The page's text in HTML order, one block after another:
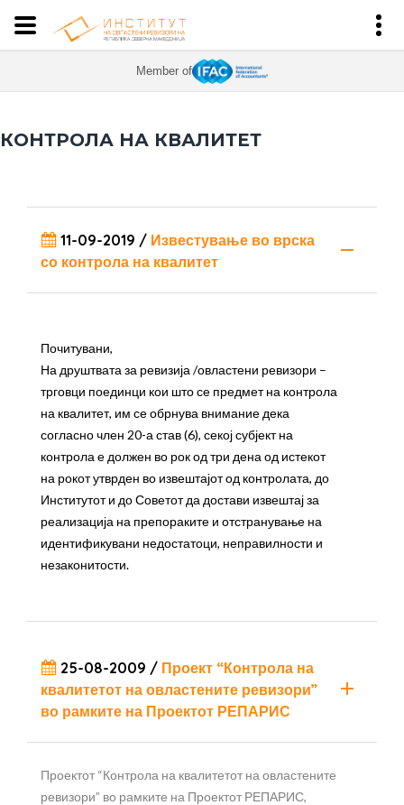
Member of
КОНТРОЛА НА КВАЛИТЕТ
11-09-2019 / Известување во врска
со контрола на квалитет
Почитувани,
На друштвата за ревизија /овластени ревизори –
трговци поединци кои што се предмет на контрола
на квалитет, им се обрнува внимание дека
согласно член 20-а став (6), секој субјект на
контрола е должен во рок од три дена од истекот
на рокот утврден во извештајот од контролата, до
Институтот и до Советот да достави извештај за
реализација на препораките и отстранување на
идентификувани недостатоци, неправилности и
незаконитости.
25-08-2009 / Проект “Контрола на
квалитетот на овластените ревизори”
во рамките на Проектот РЕПАРИС
Проектот “Контрола на квалитетот на овластените
ревизори” во рамките на Проектот РЕПАРИС,